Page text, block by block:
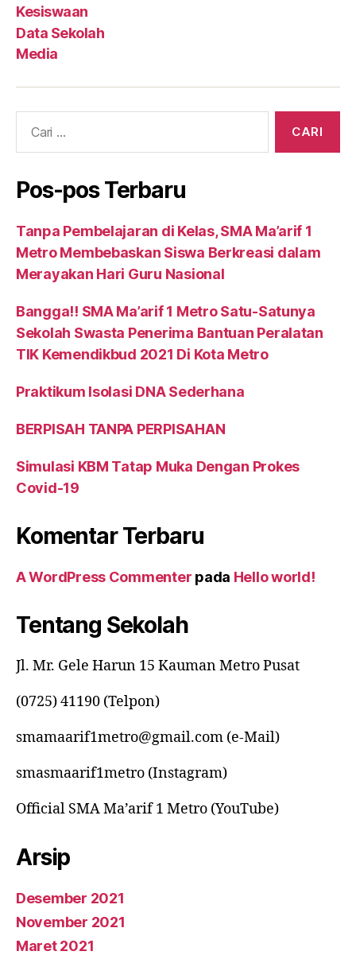
Kesiswaan
Data Sekolah
Media
Pos-pos Terbaru
Tanpa Pembelajaran di Kelas, SMA Ma’arif 1
Metro Membebaskan Siswa Berkreasi dalam
Merayakan Hari Guru Nasional
Bangga!! SMA Ma’arif 1 Metro Satu-Satunya
Sekolah Swasta Penerima Bantuan Peralatan
TIK Kemendikbud 2021 Di Kota Metro
Praktikum Isolasi DNA Sederhana
BERPISAH TANPA PERPISAHAN
Simulasi KBM Tatap Muka Dengan Prokes
Covid-19
Komentar Terbaru
A WordPress Commenter pada Hello world!
Tentang Sekolah
Jl. Mr. Gele Harun 15 Kauman Metro Pusat
(0725) 41190 (Telpon)
smamaarif1metro@gmail.com (e-Mail)
smasmaarif1metro (Instagram)
Official SMA Ma’arif 1 Metro (YouTube)
Arsip
Desember 2021
November 2021
Maret 2021